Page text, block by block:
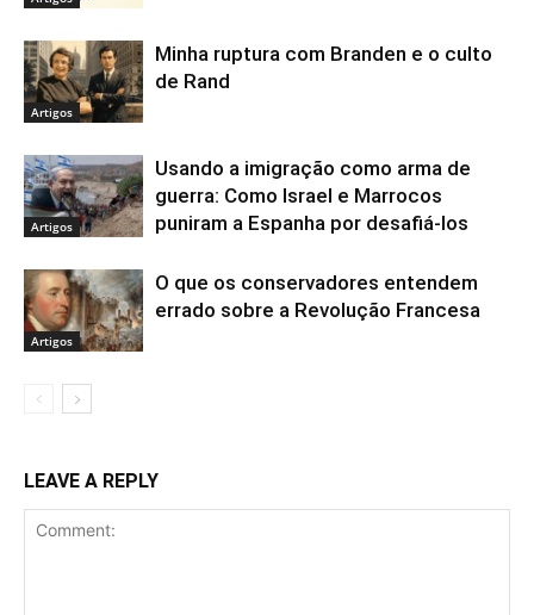
Artigos
Minha ruptura com Branden e o culto
de Rand
Artigos
Usando a imigração como arma de
guerra: Como Israel e Marrocos
puniram a Espanha por desafiá-los
Artigos
O que os conservadores entendem
errado sobre a Revolução Francesa
LEAVE A REPLY